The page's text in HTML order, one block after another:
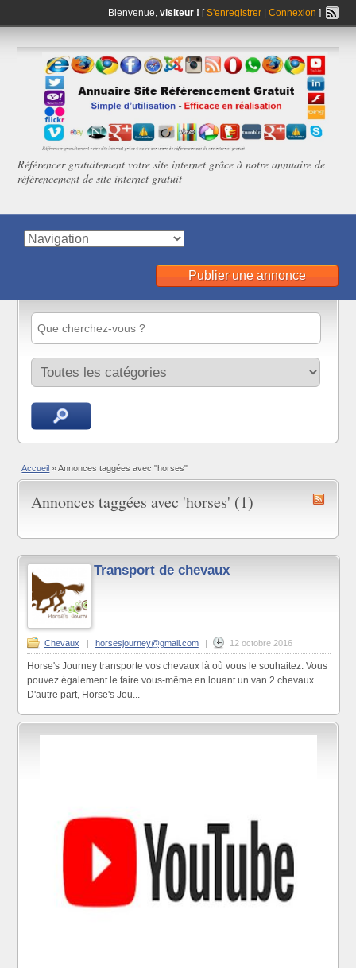
Bienvenue, visiteur ! [S'enregistrer| Connexion ]
Référencer gratuitement votre site internet grâce à notre annuaire de
référencement de site internet gratuit
Publier une annonce
Accueil » Annonces taggées avec "horses"
Annonces taggées avec 'horses' (1)
Transport de chevaux
Chevaux | horsesjourney@gmail.com | 12 octobre 2016
Horse's Journey transporte vos chevaux là où vous le souhaitez. Vous
pouvez également le faire vous-même en louant un van 2 chevaux.
D'autre part, Horse's Jou...